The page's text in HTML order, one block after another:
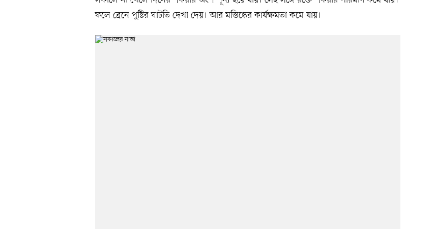
ফলে ব্রেনে পুষ্টির ঘাটতি দেখা দেয়। আর মস্তিষ্কের কার্যক্ষমতা কমে যায়।